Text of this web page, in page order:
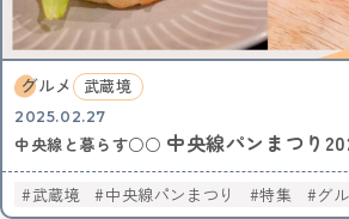
ファミリー向け
ファミリーイベン
遊び
高円寺 NTT
おすすめ情報を投稿す
グルメ 武蔵境
2025.02.27
中央線と暮らす○○ 中央線パンまつり
武蔵境 中央線パンまつり 特集 グ